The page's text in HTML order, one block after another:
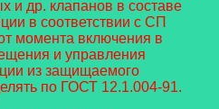
и др. клапанов в составе
в соответствии с СП
момента включения в
и управления
из защищаемого
по ГОСТ 12.1.004-91.